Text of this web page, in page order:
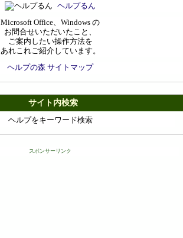
ヘルプるん
Microsoft Office、Windows の
お問合せいただいたこと、
ご案内したい操作方法を
あれこれご紹介しています。
ヘルプの森 サイトマップ
サイト内検索
ヘルプをキーワード検索
スポンサーリンク